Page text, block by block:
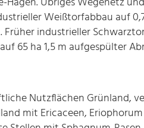
Weißtorfabbau auf
Früher industrieller
65 ha 1,5 m aufgespülter
Nutzflächen Grünland,
mit Ericaceen,